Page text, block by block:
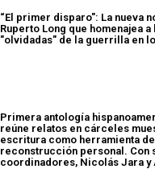
“El primer disparo": La nueva
Ruperto Long que homenajea
"olvidadas" de la guerrilla en
Primera antología
reúne relatos en cárceles
escritura como herramienta
reconstrucción personal. Con
coordinadores, Nicolás Jara y